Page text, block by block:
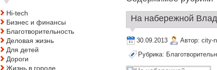
На набережной
30.09.2013 Автор: city-
Рубрика:
Hi-tech
Бизнес и финансы
Благотворительность
Деловая жизнь
Для детей
Дороги
Жизнь в городе